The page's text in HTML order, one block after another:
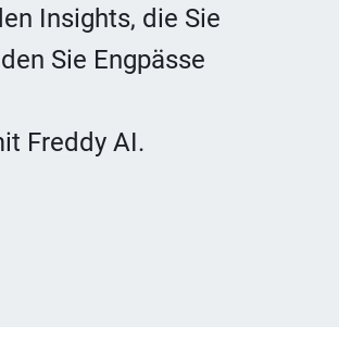
Insights, die Sie
Sie Engpässe
Freddy AI.